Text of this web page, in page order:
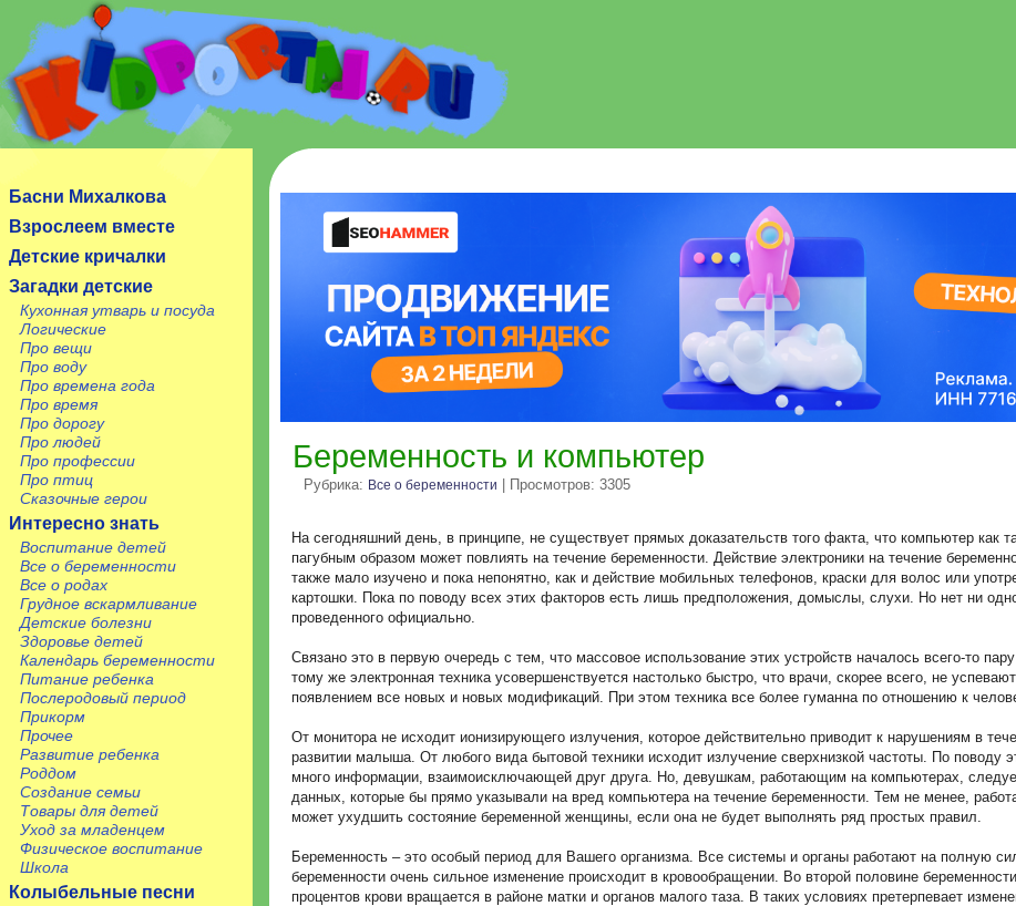
Сайт посвящен детям, их родителям, учителям и
Басни Михалкова
Взрослеем вместе
Детские кричалки
Загадки детские
Кухонная утварь и посуда
Логические
Про вещи
Про воду
Про времена года
Про время
Про дорогу
Про людей
Про профессии
Про птиц
Сказочные герои
Интересно знать
Воспитание детей
Все о беременности
Все о родах
Грудное вскармливание
Детские болезни
Здоровье детей
Календарь беременности
Питание ребенка
Послеродовый период
Прикорм
Прочее
Развитие ребенка
Роддом
Создание семьи
Товары для детей
Уход за младенцем
Физическое воспитание
Школа
Колыбельные песни
Беременность и компьютер
Рубрика: Все о беременности | Просмотров: 3305
На сегодняшний день, в принципе, не существует прямых доказательств того факта, что компьютер как
пагубным образом может повлиять на течение беременности. Действие электроники на течение
также мало изучено и пока непонятно, как и действие мобильных телефонов, краски для волос или
картошки. Пока по поводу всех этих факторов есть лишь предположения, домыслы, слухи. Но нет ни
проведенного официально.
Связано это в первую очередь с тем, что массовое использование этих устройств началось всего-то
тому же электронная техника усовершенствуется настолько быстро, что врачи, скорее всего, не
появлением все новых и новых модификаций. При этом техника все более гуманна по отношению к
От монитора не исходит ионизирующего излучения, которое действительно приводит к нарушениям в
развитии малыша. От любого вида бытовой техники исходит излучение сверхнизкой частоты. По поводу
много информации, взаимоисключающей друг друга. Но, девушкам, работающим на компьютерах,
данных, которые бы прямо указывали на вред компьютера на течение беременности. Тем не менее,
может ухудшить состояние беременной женщины, если она не будет выполнять ряд простых правил.
Беременность – это особый период для Вашего организма. Все системы и органы работают на полную
беременности очень сильное изменение происходит в кровообращении. Во второй половине
процентов крови вращается в районе матки и органов малого таза. В таких условиях претерпевает